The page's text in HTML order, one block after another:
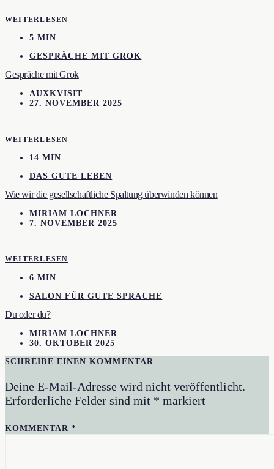
WEITERLESEN
5 MIN
GESPRÄCHE MIT GROK
Gespräche mit Grok
AUXKVISIT
27. NOVEMBER 2025
WEITERLESEN
14 MIN
DAS GUTE LEBEN
Wie wir die gesellschaftliche Spaltung überwinden können
MIRIAM LOCHNER
7. NOVEMBER 2025
WEITERLESEN
6 MIN
SALON FÜR GUTE SPRACHE
Du oder du?
MIRIAM LOCHNER
30. OKTOBER 2025
SCHREIBE EINEN KOMMENTAR
Deine E-Mail-Adresse wird nicht veröffentlicht.
Erforderliche Felder sind mit * markiert
KOMMENTAR*